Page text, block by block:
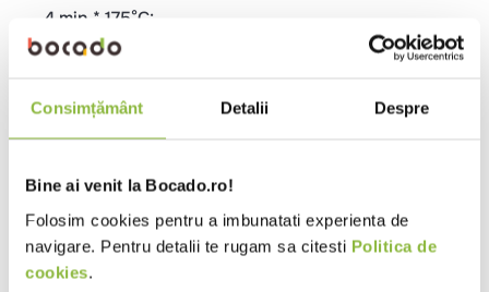
Consimțământ Detalii Despre
Bine ai venit la Bocado.ro!
Folosim cookies pentru a imbunatati experienta de
navigare. Pentru detalii te rugam sa citesti Politica de
cookies.
4 min * 175°C:
Puneti produsul congelat intr-o friteuza cu ulei
incalzit la 175°C, acesta nu trebuie sa depaseasca
mai mult de 10-15% din capacitatea friteuzei. Prajiti-l
timp de 4 minute astfel incat sa se rumeneasca
Tigaie
Puneti produsul congelat intr-o tigaie cu ulei incins
si prajiti-le la foc mediu, timp de 4-5 min pana
capata o culoare aurie, intorcandu-l ocazional astfel